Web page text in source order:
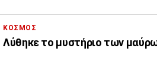
ΚΟΣΜΟΣ
Λύθηκε το μυστήριο των